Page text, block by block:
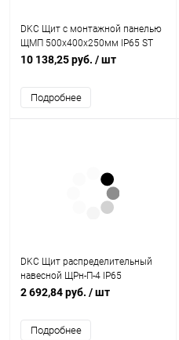
DKC Щит с монтажной панелью
ЩМП 500x400x250мм IP65 ST
(R5ST0549)
10 138,25 руб. / шт
Подробнее
DKC Щит распределительный
навесной ЩРн-П-4 IP65
пластиковый прозрачная дверь
2 692,84 руб. / шт
Подробнее